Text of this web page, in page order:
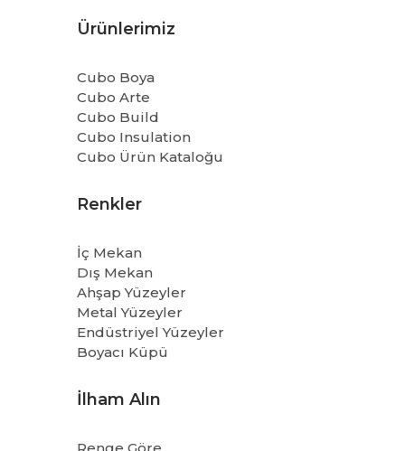
Ürünlerimiz
Cubo Boya
Cubo Arte
Cubo Build
Cubo Insulation
Cubo Ürün Kataloğu
Renkler
İç Mekan
Dış Mekan
Ahşap Yüzeyler
Metal Yüzeyler
Endüstriyel Yüzeyler
Boyacı Küpü
İlham Alın